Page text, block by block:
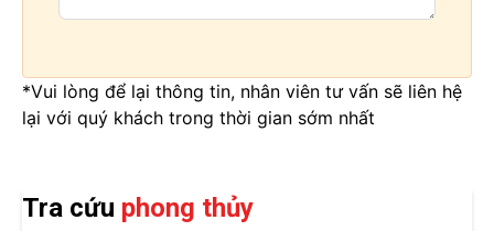
*Vui lòng để lại thông tin, nhân viên tư vấn sẽ liên hệ
lại với quý khách trong thời gian sớm nhất
Tra cứu phong thủy